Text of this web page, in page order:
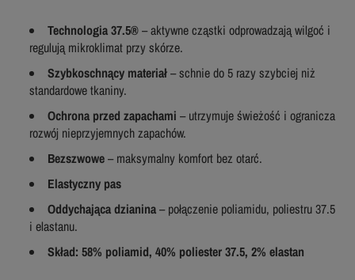
Technologia 37.5®– aktywne cząstki odprowadzają wilgoć i
regulują mikroklimat przy skórze.
Szybkoschnący materiał– schnie do 5 razy szybciej niż
standardowe tkaniny.
Ochrona przed zapachami – utrzymuje świeżość i ogranicza
rozwój nieprzyjemnych zapachów.
Bezszwowe– maksymalny komfort bez otarć.
Elastyczny pas
Oddychająca dzianina– połączenie poliamidu, poliestru 37.5
i elastanu.
Skład: 58% poliamid, 40% poliester 37.5, 2% elastan